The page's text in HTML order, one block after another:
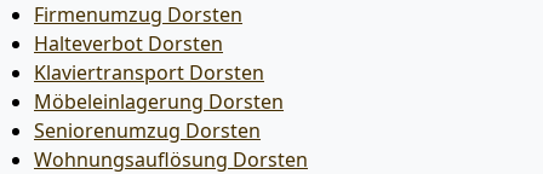
Firmenumzug Dorsten
Halteverbot Dorsten
Klaviertransport Dorsten
Möbeleinlagerung Dorsten
Seniorenumzug Dorsten
Wohnungsauflösung Dorsten